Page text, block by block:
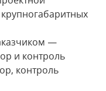
—
и контроль
контроль